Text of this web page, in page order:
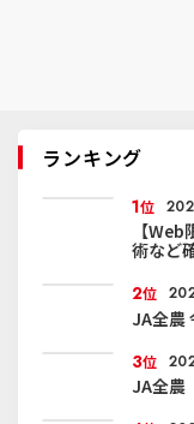
ランキング
1位
【
術など
2位
JA全農
3位
JA全